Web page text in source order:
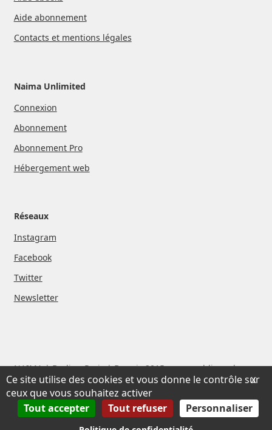
Aide abonnement
Contacts et mentions légales
Naima Unlimited
Connexion
Abonnement
Abonnement Pro
Hébergement web
Réseaux
Instagram
Facebook
Twitter
Newsletter
NAIMA | Berlin - Paris | Depuis 2015, nous publions des
livres et des films avec des artistes que nous aimons
X
Ce site utilise des cookies et vous donne le contrôle sur
ceux que vous souhaitez activer
Tout accepter
Tout refuser Personnaliser